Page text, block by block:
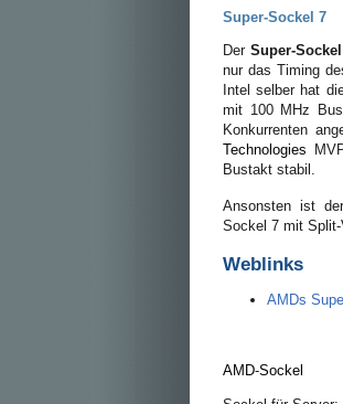
Super-Sockel 7
DerSuper-
nur das Timing
Intel selber hat
mit 100 MHz
Konkurrenten
Technologies
Bustakt stabil.
Ansonsten ist
Sockel 7 mit
Weblinks
AMDs
AMD-Sockel